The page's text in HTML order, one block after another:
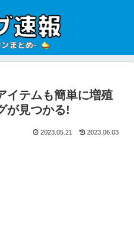
イテムも簡単に増殖
が見つかる!
2023.05.21 2023.06.03